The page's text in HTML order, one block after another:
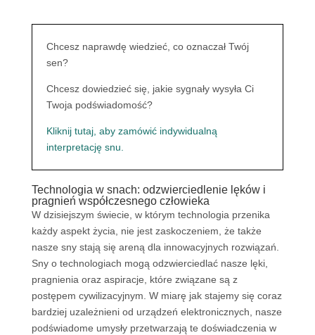
Chcesz naprawdę wiedzieć, co oznaczał Twój
sen?
Chcesz dowiedzieć się, jakie sygnały wysyła Ci
Twoja podświadomość?
Kliknij tutaj, aby zamówić indywidualną
interpretację snu.
Technologia w snach: odzwierciedlenie lęków i
pragnień współczesnego człowieka
W dzisiejszym świecie, w którym technologia przenika
każdy aspekt życia, nie jest zaskoczeniem, że także
nasze sny stają się areną dla innowacyjnych rozwiązań.
Sny o technologiach mogą odzwierciedlać nasze lęki,
pragnienia oraz aspiracje, które związane są z
postępem cywilizacyjnym. W miarę jak stajemy się coraz
bardziej uzależnieni od urządzeń elektronicznych, nasze
podświadome umysły przetwarzają te doświadczenia w